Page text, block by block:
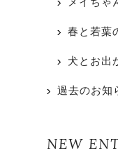
春と若葉
犬とお出
過去のお知
NEW